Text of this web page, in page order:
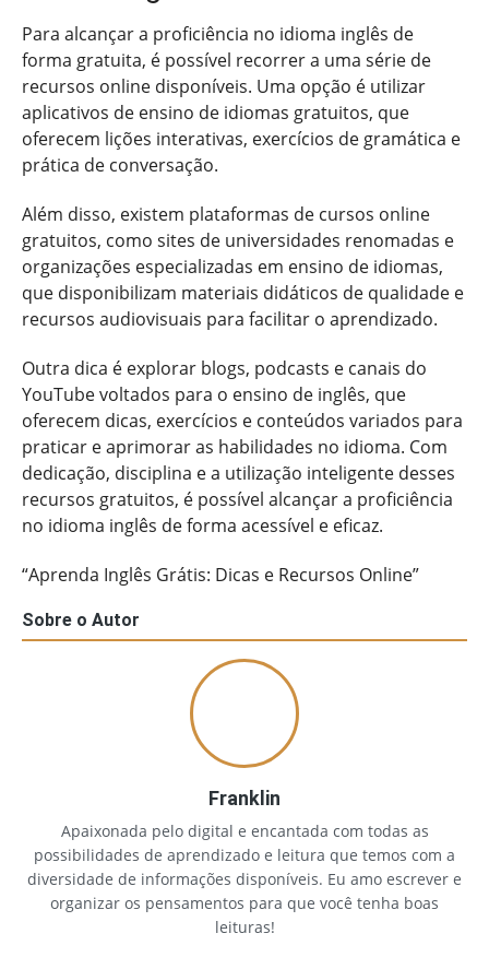
Para alcançar a proficiência no idioma inglês de
forma gratuita, é possível recorrer a uma série de
recursos online disponíveis. Uma opção é utilizar
aplicativos de ensino de idiomas gratuitos, que
oferecem lições interativas, exercícios de gramática e
prática de conversação.
Além disso, existem plataformas de cursos online
gratuitos, como sites de universidades renomadas e
organizações especializadas em ensino de idiomas,
que disponibilizam materiais didáticos de qualidade e
recursos audiovisuais para facilitar o aprendizado.
Outra dica é explorar blogs, podcasts e canais do
YouTube voltados para o ensino de inglês, que
oferecem dicas, exercícios e conteúdos variados para
praticar e aprimorar as habilidades no idioma. Com
dedicação, disciplina e a utilização inteligente desses
recursos gratuitos, é possível alcançar a proficiência
no idioma inglês de forma acessível e eficaz.
“Aprenda Inglês Grátis: Dicas e Recursos Online”
Sobre o Autor
Franklin
Apaixonada pelo digital e encantada com todas as
possibilidades de aprendizado e leitura que temos com a
diversidade de informações disponíveis. Eu amo escrever e
organizar os pensamentos para que você tenha boas
leituras!